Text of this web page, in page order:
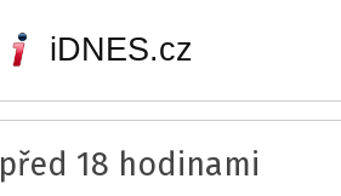
iDNES.cz
před 18 hodinami